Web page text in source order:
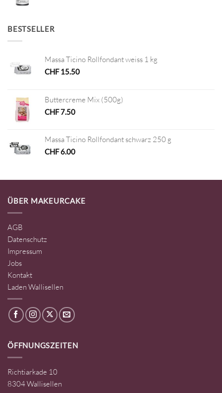
BESTSELLER
Massa Ticino Rollfondant weiss 1 kg
CHF15.50
Buttercreme Mix (500g)
CHF7.50
Massa Ticino Rollfondant schwarz 250 g
CHF6.00
ÜBER MAKEURCAKE
AGB
Datenschutz
Impressum
Jobs
Kontakt
Laden Wallisellen
ÖFFNUNGSZEITEN
Richtiarkade 10
8304 Wallisellen